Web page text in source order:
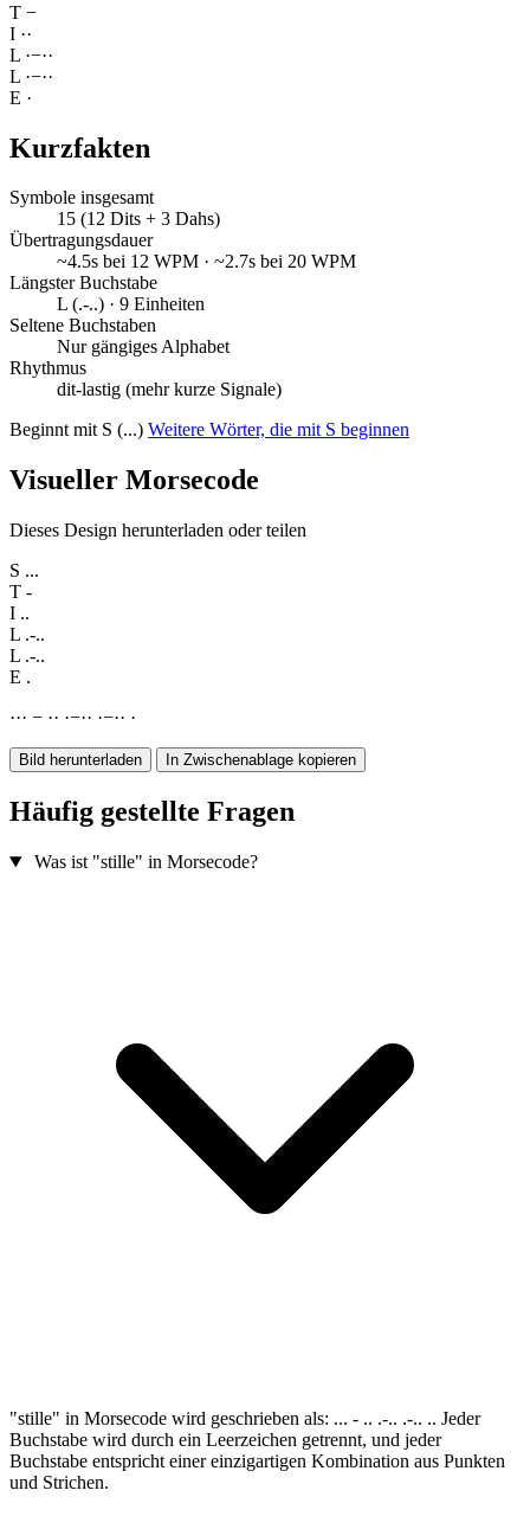
T −
I ··
L ·−··
L ·−··
E ·
Kurzfakten
Symbole insgesamt
15 (12 Dits + 3 Dahs)
Übertragungsdauer
~4.5s bei 12 WPM · ~2.7s bei 20 WPM
Längster Buchstabe
L (.-..) · 9 Einheiten
Seltene Buchstaben
Nur gängiges Alphabet
Rhythmus
dit-lastig (mehr kurze Signale)
Beginnt mit S (...) Weitere Wörter, die mit S beginnen
Visueller Morsecode
Dieses Design herunterladen oder teilen
S ...
T -
I ..
L .-..
L .-..
E .
··· − ·· ·−·· ·−·· ·
Bild herunterladen In Zwischenablage kopieren
Häufig gestellte Fragen
Was ist "stille" in Morsecode?
"stille" in Morsecode wird geschrieben als: ... - .. .-.. .-.. .. Jeder
Buchstabe wird durch ein Leerzeichen getrennt, und jeder
Buchstabe entspricht einer einzigartigen Kombination aus Punkten
und Strichen.